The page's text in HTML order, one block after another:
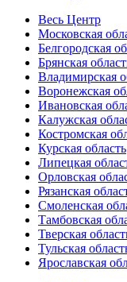
Весь Центр
Московская
Белгородская
Брянская
Владимирская
Воронежская
Ивановская
Калужская
Костромская
Курская область
Липецкая
Орловская
Рязанская
Смоленская
Тамбовская
Тверская
Тульская
Ярославская